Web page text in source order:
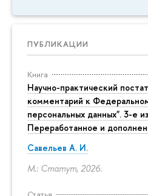
ПУБЛИКАЦИИ
Книга
Научно-практический
комментарий к
персональных данных". 3-е
Переработанное и
Савельев А. И.
М.: Статут, 2026.